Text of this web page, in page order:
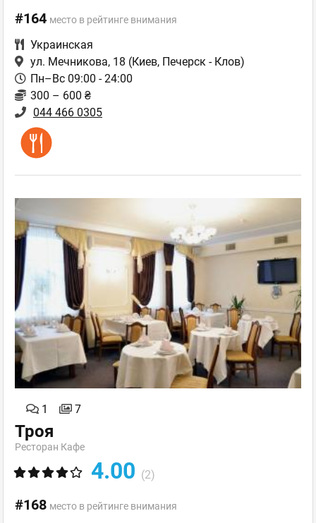
#164 место в рейтинге внимания
Украинская
ул. Мечникова, 18 (Киев, Печерск - Клов)
Пн–Вс 09:00 - 24:00
300 – 600 ₴
044 466 0305
1 7
Троя
Ресторан Кафе
4.00 (2)
#168 место в рейтинге внимания